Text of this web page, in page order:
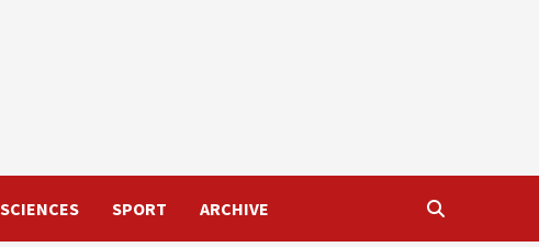
SCIENCES SPORT ARCHIVE